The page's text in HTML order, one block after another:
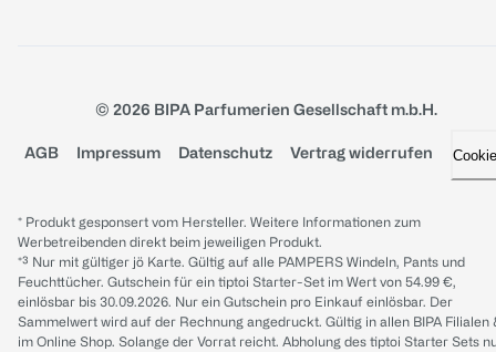
© 2026 BIPA Parfumerien Gesellschaft m.b.H.
AGB Impressum Datenschutz Vertrag widerrufen
* Produkt gesponsert vom Hersteller. Weitere Informationen zum
Werbetreibenden direkt beim jeweiligen Produkt.
*³ Nur mit gültiger jö Karte. Gültig auf alle PAMPERS Windeln, Pants und
Feuchttücher. Gutschein für ein tiptoi Starter-Set im Wert von 54.99 €,
einlösbar bis 30.09.2026. Nur ein Gutschein pro Einkauf einlösbar. Der
Sammelwert wird auf der Rechnung angedruckt. Gültig in allen BIPA Filialen
im Online Shop. Solange der Vorrat reicht. Abholung des tiptoi Starter Sets